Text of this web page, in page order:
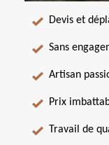
Devis et
Sans
Artisan
Prix
Travail de